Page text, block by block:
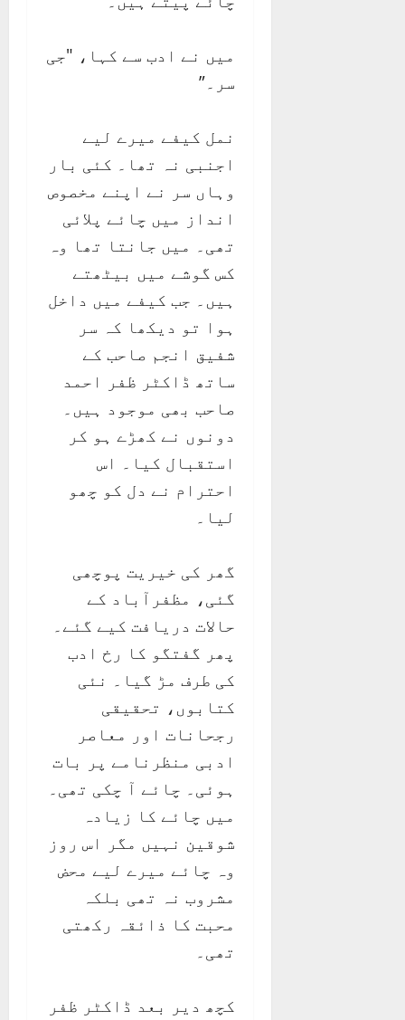
میں نے ادب سے کہا، "جی
سر۔”
نمل کیفے میرے لیے
اجنبی نہ تھا۔ کئی بار
وہاں سر نے اپنے مخصوص
انداز میں چائے پلائی
تھی۔ میں جانتا تھا وہ
کس گوشے میں بیٹھتے
ہیں۔ جب کیفے میں داخل
ہوا تو دیکھا کہ سر
شفیق انجم صاحب کے
ساتھ ڈاکٹر ظفر احمد
صاحب بھی موجود ہیں۔
دونوں نے کھڑے ہو کر
استقبال کیا۔ اس
احترام نے دل کو چھو
لیا۔
گھر کی خیریت پوچھی
گئی، مظفرآباد کے
حالات دریافت کیے گئے۔
پھر گفتگو کا رخ ادب
کی طرف مڑ گیا۔ نئی
کتابوں، تحقیقی
رجحانات اور معاصر
ادبی منظرنامے پر بات
ہوئی۔ چائے آ چکی تھی۔
میں چائے کا زیادہ
شوقین نہیں مگر اس روز
وہ چائے میرے لیے محض
مشروب نہ تھی بلکہ
محبت کا ذائقہ رکھتی
تھی۔
کچھ دیر بعد ڈاکٹر ظفر